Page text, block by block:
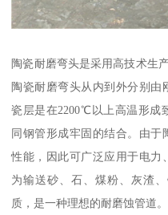
陶瓷耐磨弯头是采用高技术生
陶瓷耐磨弯头从内到外分别由
瓷层是在2200℃以上高温形成
同钢管形成牢固的结合。由
性能，因此可广泛应用于电力
为输送砂、石、煤粉、灰渣
质，是一种理想的耐磨蚀管道